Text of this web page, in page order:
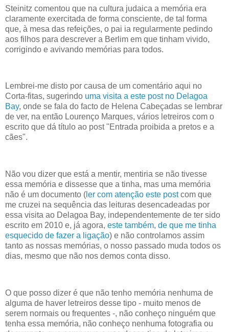
Steinitz comentou que na cultura judaica a memória era
claramente exercitada de forma consciente, de tal forma
que, à mesa das refeições, o pai ia regularmente pedindo
aos filhos para descrever a Berlim em que tinham vivido,
corrigindo e avivando memórias para todos.
Lembrei-me disto por causa de um comentário aqui no
Corta-fitas, sugerindo uma visita a este post no Delagoa
Bay, onde se fala do facto de Helena Cabeçadas se lembrar
de ver, na então Lourenço Marques, vários letreiros com o
escrito que dá título ao post "Entrada proibida a pretos e a
cães".
Não vou dizer que está a mentir, mentiria se não tivesse
essa memória e dissesse que a tinha, mas uma memória
não é um documento ( ler com atenção este postcom que
me cruzei na sequência das leituras desencadeadas por
essa visita ao Delagoa Bay, independentemente de ter sido
escrito em 2010 e, já agora, este também, de que me tinha
esquecido de fazer a ligação) e não controlamos assim
tanto as nossas memórias, o nosso passado muda todos os
dias, mesmo que não nos demos conta disso.
O que posso dizer é que não tenho memória nenhuma de
alguma de haver letreiros desse tipo - muito menos de
serem normais ou frequentes -, não conheço ninguém que
tenha essa memória, não conheço nenhuma fotografia ou